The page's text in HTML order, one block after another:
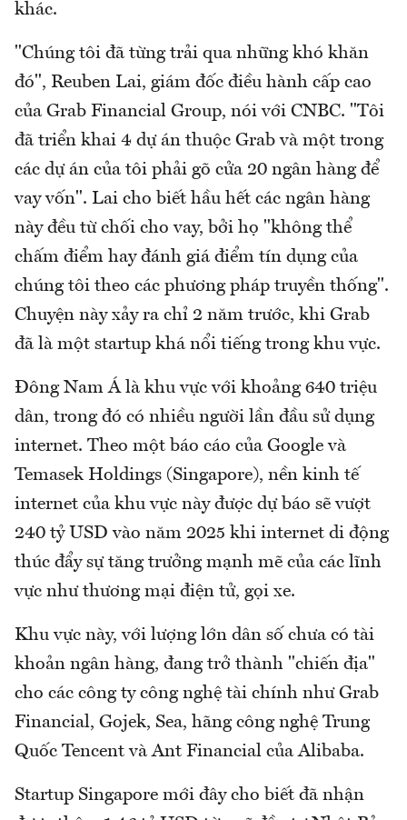
khác.
"Chúng tôi đã từng trải qua những khó khăn
đó", Reuben Lai, giám đốc điều hành cấp cao
của Grab Financial Group, nói với CNBC. "Tôi
đã triển khai 4 dự án thuộc Grab và một trong
các dự án của tôi phải gõ cửa 20 ngân hàng để
vay vốn". Lai cho biết hầu hết các ngân hàng
này đều từ chối cho vay, bởi họ "không thể
chấm điểm hay đánh giá điểm tín dụng của
chúng tôi theo các phương pháp truyền thống".
Chuyện này xảy ra chỉ 2 năm trước, khi Grab
đã là một startup khá nổi tiếng trong khu vực.
Đông Nam Á là khu vực với khoảng 640 triệu
dân, trong đó có nhiều người lần đầu sử dụng
internet. Theo một báo cáo của Google và
Temasek Holdings (Singapore), nền kinh tế
internet của khu vực này được dự báo sẽ vượt
240 tỷ USD vào năm 2025 khi internet di động
thúc đẩy sự tăng trưởng mạnh mẽ của các lĩnh
vực như thương mại điện tử, gọi xe.
Khu vực này, với lượng lớn dân số chưa có tài
khoản ngân hàng, đang trở thành "chiến địa"
cho các công ty công nghệ tài chính như Grab
Financial, Gojek, Sea, hãng công nghệ Trung
Quốc Tencent và Ant Financial của Alibaba.
Startup Singapore mới đây cho biết đã nhận